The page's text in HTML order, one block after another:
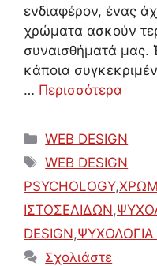
ενδιαφέρον, ένας
χρώματα ασκούν
συναισθήματά μας.
κάποια
… Περισσότερα
Κατηγορίες
WEB DESIGN
Ετικέτες
WEB DESIGN
PSYCHOLOGY,
ΙΣΤΟΣΕΛΙΔΩΝ,
DESIGN,
Σχολιάστε